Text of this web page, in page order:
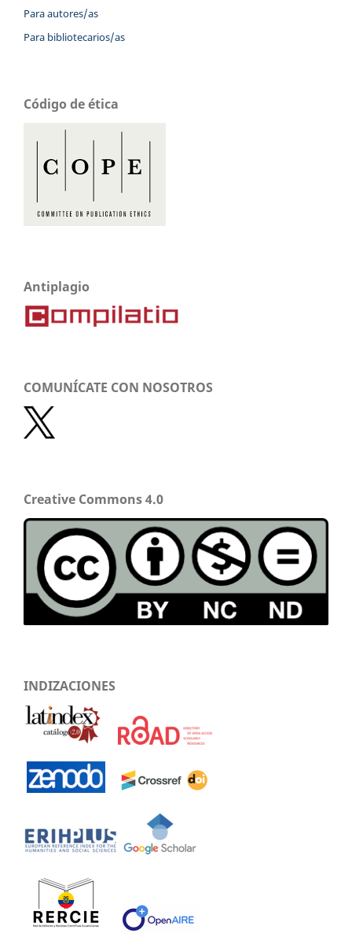
Para autores/as
Para bibliotecarios/as
Código de ética
Antiplagio
COMUNÍCATE CON NOSOTROS
Creative Commons 4.0
INDIZACIONES